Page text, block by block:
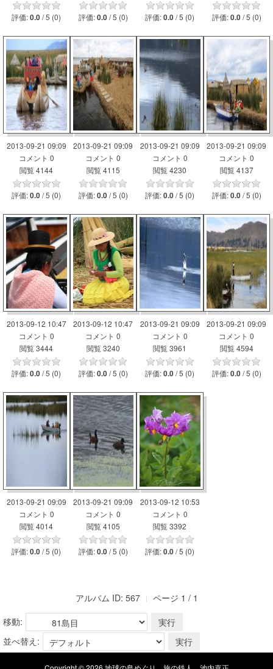
評価:0.0 / 5 (0) 評価:0.0 / 5 (0) 評価:0.0 / 5 (0) 評価:0.0 / 5 (0)
2013-09-21 09:09
コメント 0
閲覧 4144
評価:0.0 / 5 (0)
2013-09-21 09:09
コメント 0
閲覧 4115
評価:0.0 / 5 (0)
2013-09-21 09:09
コメント 0
閲覧 4230
評価:0.0 / 5 (0)
2013-09-21 09:09
コメント 0
閲覧 4137
評価:0.0 / 5 (0)
2013-09-12 10:47
コメント 0
閲覧 3444
評価:0.0 / 5 (0)
2013-09-12 10:47
コメント 0
閲覧 3240
評価:0.0 / 5 (0)
2013-09-21 09:09
コメント 0
閲覧 3961
評価:0.0 / 5 (0)
2013-09-21 09:09
コメント 0
閲覧 4594
評価:0.0 / 5 (0)
2013-09-21 09:09
コメント 0
閲覧 4014
評価:0.0 / 5 (0)
2013-09-21 09:09
コメント 0
閲覧 4105
評価:0.0 / 5 (0)
2013-09-12 10:53
コメント 0
閲覧 3392
評価:0.0 / 5 (0)
アルバム ID: 567
ページ 1 / 1
移動:
並べ替え: